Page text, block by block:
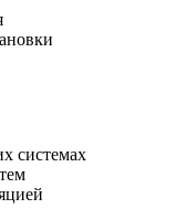
системах